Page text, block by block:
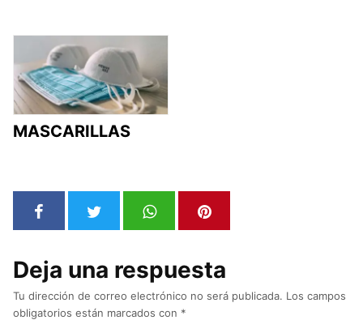
MASCARILLAS
Deja una respuesta
Tu dirección de correo electrónico no será publicada. Los campos
obligatorios están marcados con *